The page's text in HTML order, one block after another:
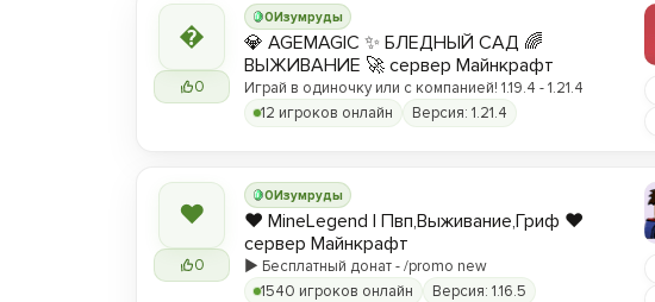

0
0Изумруды
💎 AGEMAGIC ✨ БЛЕДНЫЙ САД 🌈
ВЫЖИВАНИЕ 🚀 сервер Майнкрафт
Играй в одиночку или с компанией! 1.19.4 - 1.21.4
12 игроков онлайн
Версия: 1.21.4
❤
0
0Изумруды
❤️ MineLegend | Пвп,Выживание,Гриф ❤️
сервер Майнкрафт
▶️ Бесплатный донат - /promo new
1540 игроков онлайн
Версия: 1.16.5